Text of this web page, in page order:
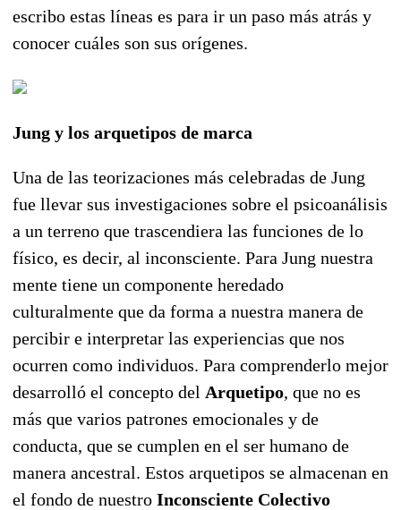
escribo estas líneas es para ir un paso más atrás y
conocer cuáles son sus orígenes.
Jung y los arquetipos de marca
Una de las teorizaciones más celebradas de Jung
fue llevar sus investigaciones sobre el psicoanálisis
a un terreno que trascendiera las funciones de lo
físico, es decir, al inconsciente. Para Jung nuestra
mente tiene un componente heredado
culturalmente que da forma a nuestra manera de
percibir e interpretar las experiencias que nos
ocurren como individuos. Para comprenderlo mejor
desarrolló el concepto del Arquetipo, que no es
más que varios patrones emocionales y de
conducta, que se cumplen en el ser humano de
manera ancestral. Estos arquetipos se almacenan en
el fondo de nuestro Inconsciente Colectivo